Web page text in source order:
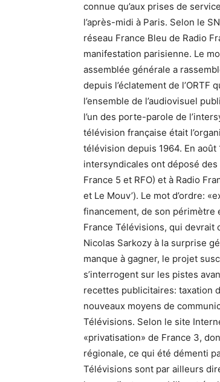
connue qu’aux prises de
l’après-midi à Paris. Selon le
réseau France Bleu de Radio
manifestation parisienne. Le
assemblée générale a
depuis l’éclatement de
l’ensemble de l’audiovisuel
l’un des porte-parole de
télévision française était
télévision depuis 1964. En
intersyndicales ont déposé
France 5 et RFO) et à Radio
et Le Mouv’). Le mot d’ordre:
financement, de son périmètre
France Télévisions, qui devrait
Nicolas Sarkozy à la surprise
manque à gagner, le projet
s’interrogent sur les pistes
recettes publicitaires: taxation
nouveaux moyens de
Télévisions. Selon le site
«privatisation» de France 3,
régionale, ce qui été démenti
Télévisions sont par ailleurs